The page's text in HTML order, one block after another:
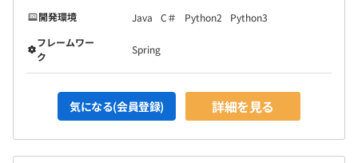
方法を共有できるような仕組みをつくったりと、会社とし
ても支援のためにできることを増やせるよう取り組んでい
ます。
開発環境
Java C＃ Python2
Python3
フレームワー
ク
Spring
気になる(会員登録) 詳細を見る